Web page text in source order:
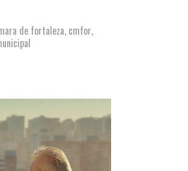
de fortaleza, cmfor,